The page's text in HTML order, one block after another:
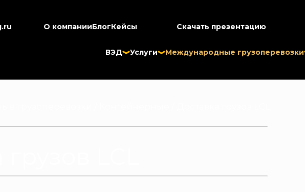
О компанииБлогКейсы Скачать презентацию
ВЭД Услуги Международные грузоперевозки